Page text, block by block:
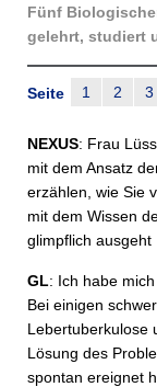
Fünf
gelehrt, studiert
Seite 1 2 3
NEXUS: Frau
mit dem Ansatz
erzählen, wie Sie
mit dem Wissen
glimpflich ausgeht
GL: Ich habe
Bei einigen
Lebertuberkulose
Lösung des
spontan ereignet